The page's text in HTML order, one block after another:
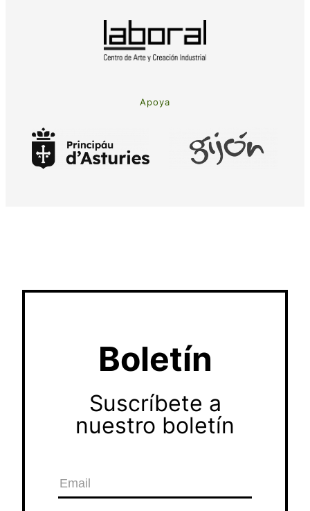
Apoya
Boletín
Suscríbete a
nuestro boletín